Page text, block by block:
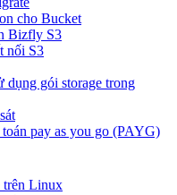
cho Bucket
Bizfly S3
nối S3
dụng gói storage trong
pay as you go (PAYG)
trên Linux